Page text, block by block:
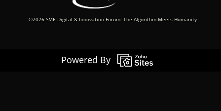
©2026 SME Digital & Innovation Forum: The Algorithm Meets Humanity
Powered By